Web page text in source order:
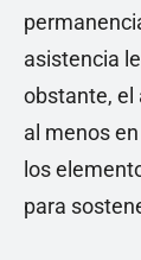
asistencia
obstante, el
al menos
los
para